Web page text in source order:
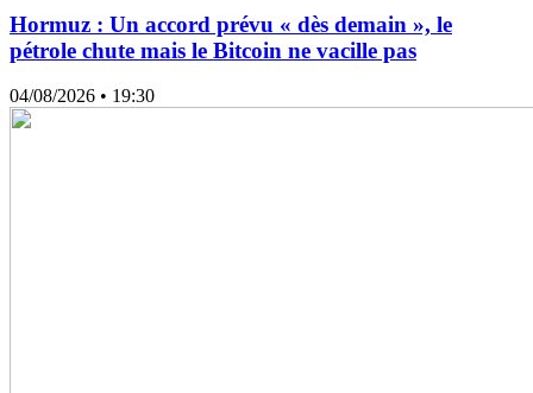
Hormuz : Un accord prévu « dès demain », le
pétrole chute mais le Bitcoin ne vacille pas
04/08/2026 • 19:30